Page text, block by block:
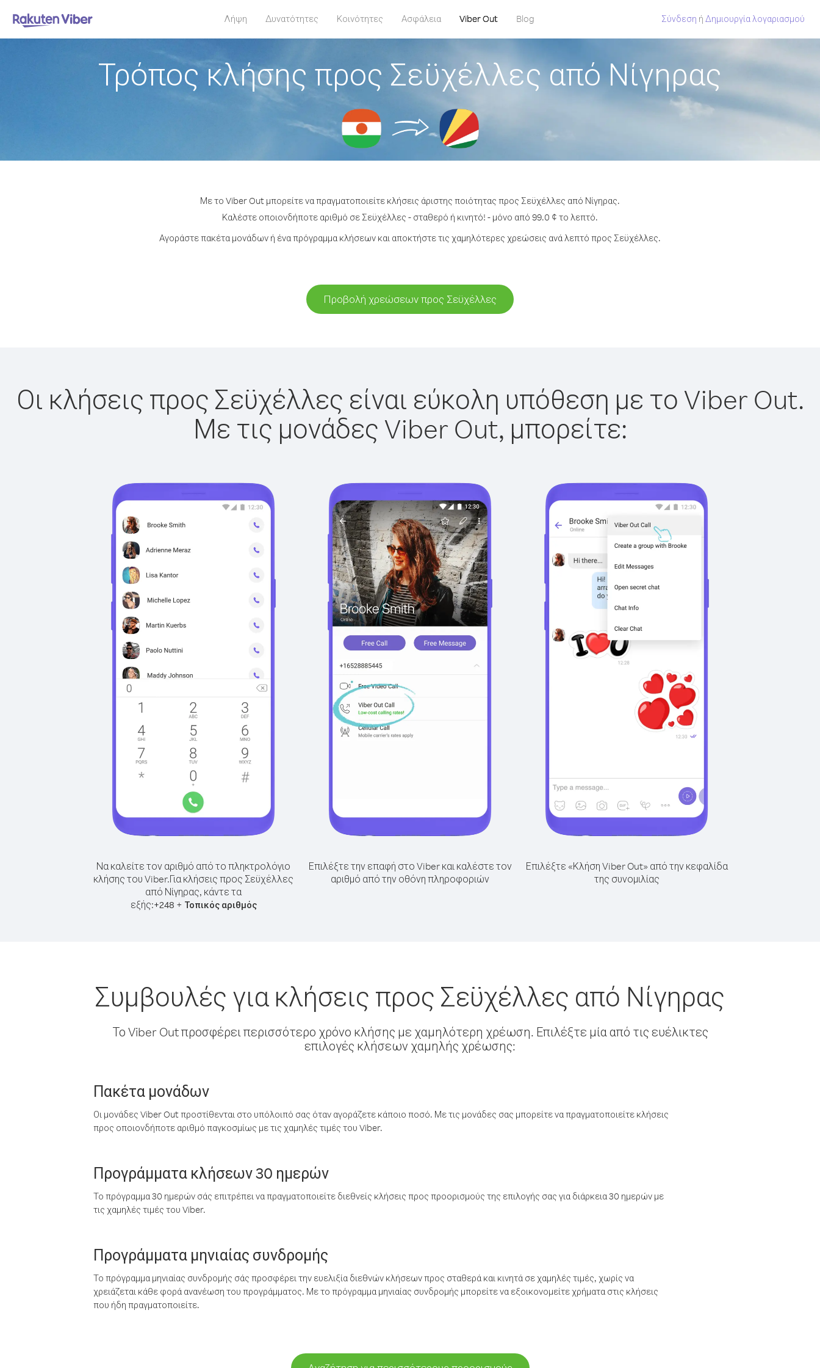
Λήψη Δυνατότητες Κοινότητες Ασφάλεια Viber Out Blog Σύνδεση ή Δημιουργία λογαριασμού
Τρόπος κλήσης προς Σεϋχέλλες από Νίγηρας
Με το Viber Out μπορείτε να πραγματοποιείτε κλήσεις άριστης ποιότητας προς Σεϋχέλλες από Νίγηρας.
Καλέστε οποιονδήποτε αριθμό σε Σεϋχέλλες - σταθερό ή κινητό! - μόνο από 99.0 ¢ το λεπτό.
Αγοράστε πακέτα μονάδων ή ένα πρόγραμμα κλήσεων και αποκτήστε τις χαμηλότερες χρεώσεις ανά λεπτό προς Σεϋχέλλες.
Προβολή χρεώσεων προς Σεϋχέλλες
Οι κλήσεις προς Σεϋχέλλες είναι εύκολη υπόθεση με το Viber Out.
Με τις μονάδες Viber Out, μπορείτε:
Να καλείτε τον αριθμό από το πληκτρολόγιο
κλήσης του Viber.Για κλήσεις προς Σεϋχέλλες
από Νίγηρας, κάντε τα
εξής:+248 + Τοπικός αριθμός
Επιλέξτε την επαφή στο Viber και καλέστε τον
αριθμό από την οθόνη πληροφοριών
Επιλέξτε «Κλήση Viber Out» από την κεφαλίδα
της συνομιλίας
Συμβουλές για κλήσεις προς Σεϋχέλλες από Νίγηρας
Το Viber Out προσφέρει περισσότερο χρόνο κλήσης με χαμηλότερη χρέωση. Επιλέξτε μία από τις ευέλικτες
επιλογές κλήσεων χαμηλής χρέωσης:
Πακέτα μονάδων
Οι μονάδες Viber Out προστίθενται στο υπόλοιπό σας όταν αγοράζετε κάποιο ποσό. Με τις μονάδες σας μπορείτε να πραγματοποιείτε κλήσεις
προς οποιονδήποτε αριθμό παγκοσμίως με τις χαμηλές τιμές του Viber.
Προγράμματα κλήσεων 30 ημερών
Το πρόγραμμα 30 ημερών σάς επιτρέπει να πραγματοποιείτε διεθνείς κλήσεις προς προορισμούς της επιλογής σας για διάρκεια 30 ημερών με
τις χαμηλές τιμές του Viber.
Προγράμματα μηνιαίας συνδρομής
Το πρόγραμμα μηνιαίας συνδρομής σάς προσφέρει την ευελιξία διεθνών κλήσεων προς σταθερά και κινητά σε χαμηλές τιμές, χωρίς να
χρειάζεται κάθε φορά ανανέωση του προγράμματος. Με το πρόγραμμα μηνιαίας συνδρομής μπορείτε να εξοικονομείτε χρήματα στις κλήσεις
που ήδη πραγματοποιείτε.